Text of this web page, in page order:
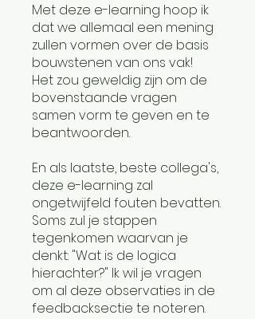
Met deze e-learning hoop ik
dat we allemaal een mening
zullen vormen over de basis
bouwstenen van ons vak!
Het zou geweldig zijn om de
bovenstaande vragen
samen vorm te geven en te
beantwoorden.
En als laatste, beste collega's,
deze e-learning zal
ongetwijfeld fouten bevatten.
Soms zul je stappen
tegenkomen waarvan je
denkt: "Wat is de logica
hierachter?" Ik wil je vragen
om al deze observaties in de
feedbacksectie te noteren.